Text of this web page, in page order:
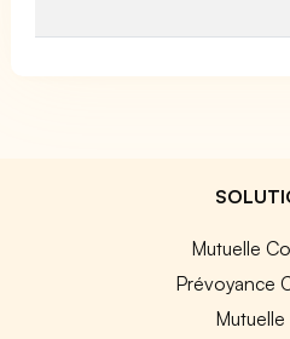
Mutuelle
Prévoyance
Mutuelle